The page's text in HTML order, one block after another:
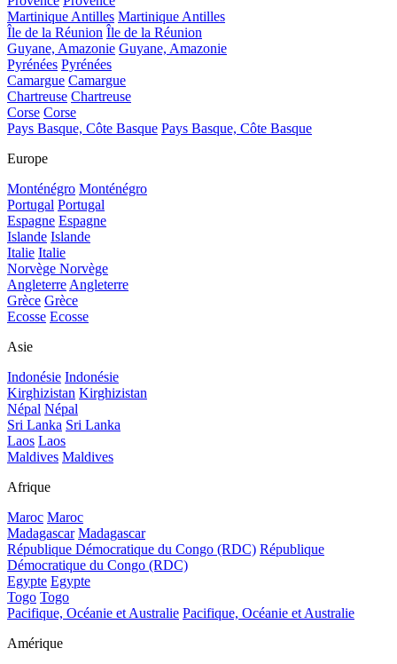
Martinique Antilles Martinique Antilles
Île de la Réunion Île de la Réunion
Guyane, Amazonie Guyane, Amazonie
Pyrénées Pyrénées
Camargue Camargue
Chartreuse Chartreuse
Corse Corse
Pays Basque, Côte Basque Pays Basque, Côte Basque
Europe
Monténégro Monténégro
Portugal Portugal
Espagne Espagne
Islande Islande
Italie Italie
Norvège Norvège
Angleterre Angleterre
Grèce Grèce
Ecosse Ecosse
Asie
Indonésie Indonésie
Kirghizistan Kirghizistan
Népal Népal
Sri Lanka Sri Lanka
Laos Laos
Maldives Maldives
Afrique
Maroc Maroc
Madagascar Madagascar
République Démocratique du Congo (RDC) République
Démocratique du Congo (RDC)
Egypte Egypte
Togo Togo
Pacifique, Océanie et Australie Pacifique, Océanie et Australie
Amérique